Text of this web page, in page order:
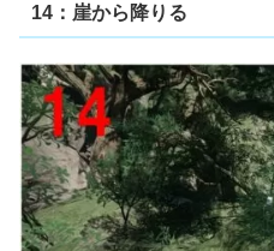
14：崖から降りる